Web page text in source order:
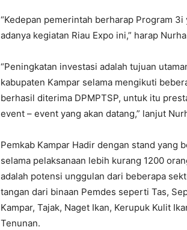
“Kedepan pemerintah berharap Program
adanya kegiatan Riau Expo ini,” harap
“Peningkatan investasi adalah tujuan
kabupaten Kampar selama mengikuti
berhasil diterima DPMPTSP, untuk itu
event – event yang akan datang,” lanjut
Pemkab Kampar Hadir dengan stand yang
selama pelaksanaan lebih kurang 1200
adalah potensi unggulan dari beberapa
tangan dari binaan Pemdes seperti Tas,
Kampar, Tajak, Naget Ikan, Kerupuk Kulit
Tenunan.